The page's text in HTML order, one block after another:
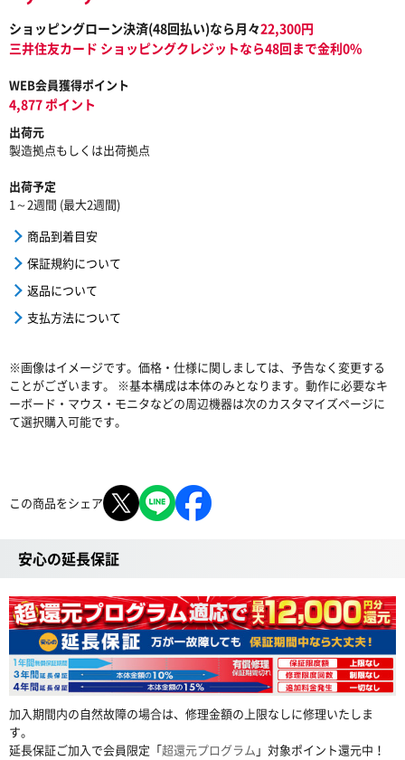
ショッピングローン決済(48回払い)なら月々22,300円
三井住友カード ショッピングクレジットなら48回まで金利0%
WEB会員獲得ポイント
4,877 ポイント
出荷元
製造拠点もしくは出荷拠点
出荷予定
1～2週間 (最大2週間)
商品到着目安
保証規約について
返品について
支払方法について
※画像はイメージです。価格・仕様に関しましては、予告なく変更する
ことがございます。 ※基本構成は本体のみとなります。動作に必要なキ
ーボード・マウス・モニタなどの周辺機器は次のカスタマイズページに
て選択購入可能です。
この商品をシェア
安心の延長保証
加入期間内の自然故障の場合は、修理金額の上限なしに修理いたしま
す。
延長保証ご加入で会員限定「超還元プログラム 」対象ポイント還元中！